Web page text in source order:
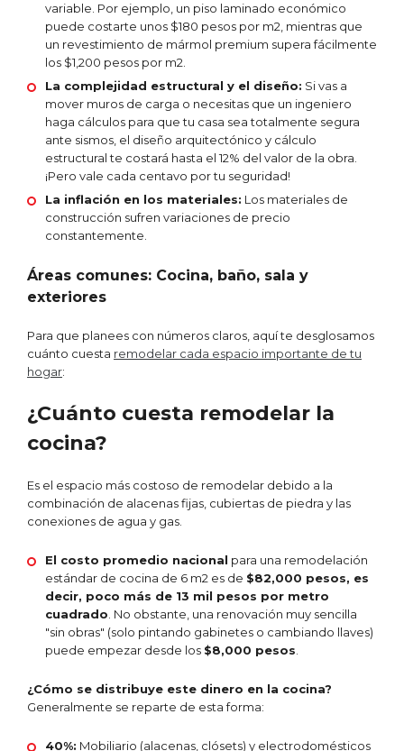
variable. Por ejemplo, un piso laminado económico
puede costarte unos $180 pesos por m2, mientras que
un revestimiento de mármol premium supera fácilmente
los $1,200 pesos por m2.
La complejidad estructural y el diseño: Si vas a
mover muros de carga o necesitas que un ingeniero
haga cálculos para que tu casa sea totalmente segura
ante sismos, el diseño arquitectónico y cálculo
estructural te costará hasta el 12% del valor de la obra.
¡Pero vale cada centavo por tu seguridad!
La inflación en los materiales: Los materiales de
construcción sufren variaciones de precio
constantemente.
Áreas comunes: Cocina, baño, sala y
exteriores
Para que planees con números claros, aquí te desglosamos
cuánto cuesta remodelar cada espacio importante de tu
hogar:
¿Cuánto cuesta remodelar la
cocina?
Es el espacio más costoso de remodelar debido a la
combinación de alacenas fijas, cubiertas de piedra y las
conexiones de agua y gas.
El costo promedio nacional para una remodelación
estándar de cocina de 6 m2 es de $82,000 pesos, es
decir, poco más de 13 mil pesos por metro
cuadrado No obstante, una renovación muy sencilla
"sin obras" (solo pintando gabinetes o cambiando llaves)
puede empezar desde los $8,000 pesos
¿Cómo se distribuye este dinero en la cocina?
Generalmente se reparte de esta forma:
40%: Mobiliario (alacenas, clósets) y electrodomésticos